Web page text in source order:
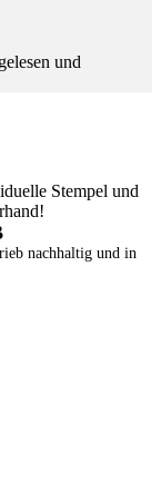
gelesen und
nachhaltig und in